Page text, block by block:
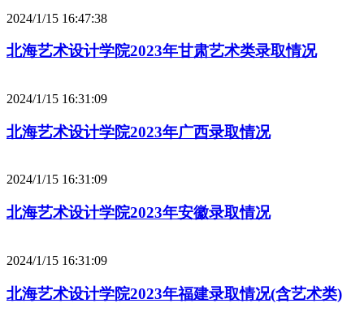
2024/1/15 16:47:38
北海艺术设计学院2023年甘肃艺术类录取情况
2024/1/15 16:31:09
北海艺术设计学院2023年广西录取情况
2024/1/15 16:31:09
北海艺术设计学院2023年安徽录取情况
2024/1/15 16:31:09
北海艺术设计学院2023年福建录取情况(含艺术类)